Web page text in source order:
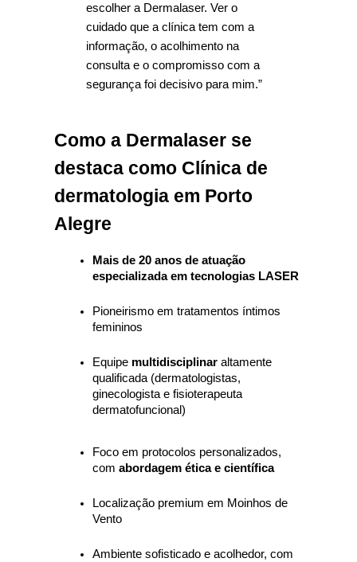
escolher a Dermalaser. Ver o
cuidado que a clínica tem com a
informação, o acolhimento na
consulta e o compromisso com a
segurança foi decisivo para mim.”
Como a Dermalaser se
destaca como Clínica de
dermatologia em Porto
Alegre
Mais de 20 anos de atuação
especializada em tecnologias LASER
Pioneirismo em tratamentos íntimos
femininos
Equipe multidisciplinar altamente
qualificada (dermatologistas,
ginecologista e fisioterapeuta
dermatofuncional)
Foco em protocolos personalizados,
com abordagem ética e científica
Localização premium em Moinhos de
Vento
Ambiente sofisticado e acolhedor, com